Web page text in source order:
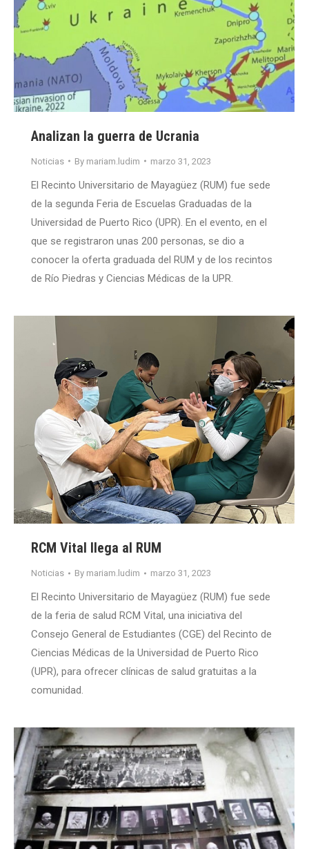
Analizan la guerra de Ucrania
Noticias By mariam.ludim marzo 31, 2023
El Recinto Universitario de Mayagüez (RUM) fue sede
de la segunda Feria de Escuelas Graduadas de la
Universidad de Puerto Rico (UPR). En el evento, en el
que se registraron unas 200 personas, se dio a
conocer la oferta graduada del RUM y de los recintos
de Río Piedras y Ciencias Médicas de la UPR.
RCM Vital llega al RUM
Noticias By mariam.ludim marzo 31, 2023
El Recinto Universitario de Mayagüez (RUM) fue sede
de la feria de salud RCM Vital, una iniciativa del
Consejo General de Estudiantes (CGE) del Recinto de
Ciencias Médicas de la Universidad de Puerto Rico
(UPR), para ofrecer clínicas de salud gratuitas a la
comunidad.